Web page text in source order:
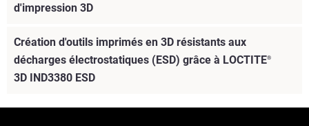
d'impression 3D
Création d'outils imprimés en 3D résistants aux
décharges électrostatiques (ESD) grâce à LOCTITE®
3D IND3380 ESD